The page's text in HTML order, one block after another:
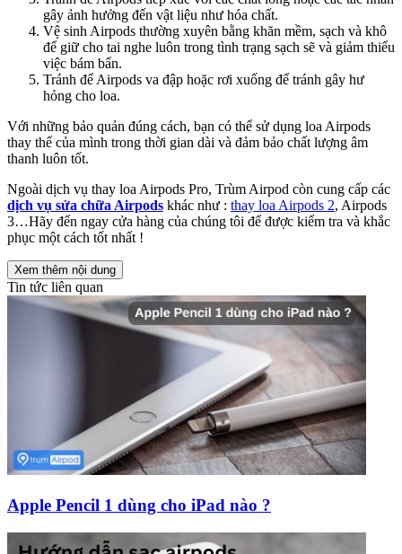
gây ảnh hưởng đến vật liệu như hóa chất.
Vệ sinh Airpods thường xuyên bằng khăn mềm, sạch và khô
để giữ cho tai nghe luôn trong tình trạng sạch sẽ và giảm thiểu
việc bám bẩn.
Tránh để Airpods va đập hoặc rơi xuống để tránh gây hư
hỏng cho loa.
Với những bảo quản đúng cách, bạn có thể sử dụng loa Airpods
thay thế của mình trong thời gian dài và đảm bảo chất lượng âm
thanh luôn tốt.
Ngoài dịch vụ thay loa Airpods Pro, Trùm Airpod còn cung cấp các
dịch vụ sửa chữa Airpods khác như : thay loa Airpods 2, Airpods
3…Hãy đến ngay cửa hàng của chúng tôi để được kiểm tra và khắc
phục một cách tốt nhất !
Xem thêm nội dung
Tin tức liên quan
Apple Pencil 1 dùng cho iPad nào ?